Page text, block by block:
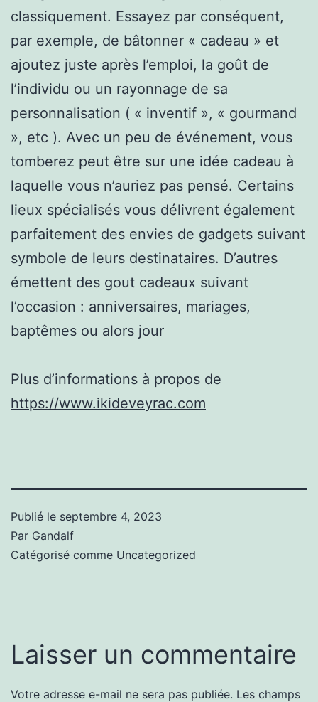
classiquement. Essayez par conséquent,
par exemple, de bâtonner « cadeau » et
ajoutez juste après l’emploi, la goût de
l’individu ou un rayonnage de sa
personnalisation ( « inventif », « gourmand
», etc ). Avec un peu de événement, vous
tomberez peut être sur une idée cadeau à
laquelle vous n’auriez pas pensé. Certains
lieux spécialisés vous délivrent également
parfaitement des envies de gadgets suivant
symbole de leurs destinataires. D’autres
émettent des gout cadeaux suivant
l’occasion : anniversaires, mariages,
baptêmes ou alors jour
Plus d’informations à propos de
https://www.ikideveyrac.com
Publié le septembre 4, 2023
Par Gandalf
Catégorisé comme Uncategorized
Laisser un commentaire
Votre adresse e-mail ne sera pas publiée. Les champs